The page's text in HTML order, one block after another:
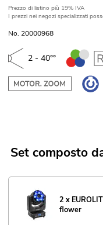
Prezzo di listino più 19% IVA
I prezzi nei negozi specializzati
No. 20000968
2 - 40°°
Set composto
2 x
flower